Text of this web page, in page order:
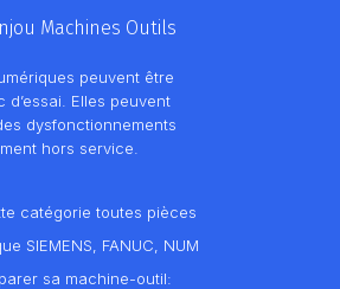
Machines Outils
peuvent être
Elles peuvent
dysfonctionnements
hors service.
catégorie toutes pièces
SIEMENS, FANUC, NUM
sa machine-outil: